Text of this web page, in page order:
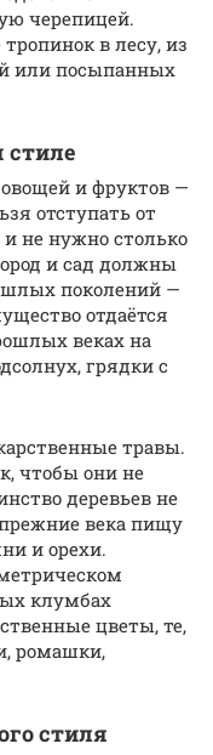
черепицей.
в лесу, из
или посыпанных
стиле
и фруктов —
отступать от
не нужно столько
и сад должны
поколений —
отдаётся
веках на
грядки с
травы.
чтобы они не
деревьев не
прежние века пищу
и орехи.
клумбах
цветы, те,
ромашки,
стиля